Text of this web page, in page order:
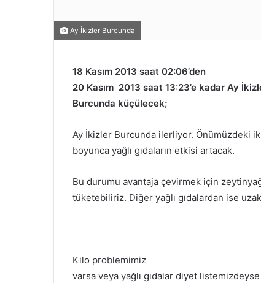
Ay İkizler Burcunda
18 Kasım 2013 saat 02:06’den
20 Kasım 2013 saat 13:23’e kadar Ay
Burcunda küçülecek;
Ay İkizler Burcunda ilerliyor. Önümüzdeki
boyunca yağlı gıdaların etkisi artacak.
Bu durumu avantaja çevirmek için
tüketebiliriz. Diğer yağlı gıdalardan ise uzak
Kilo problemimiz
varsa veya yağlı gıdalar diyet listemizdeyse